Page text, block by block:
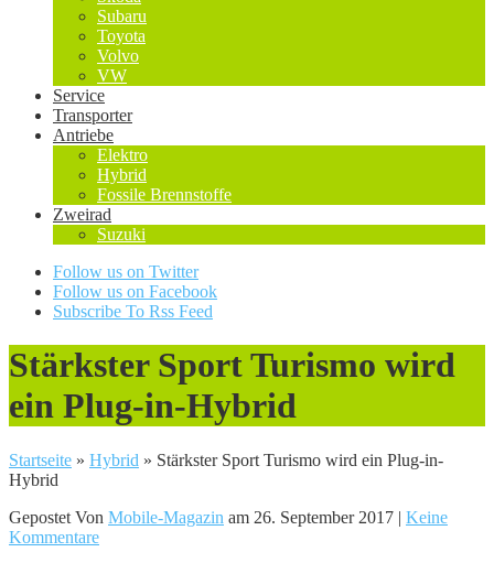
Subaru
Toyota
Volvo
VW
Service
Transporter
Antriebe
Elektro
Hybrid
Fossile Brennstoffe
Zweirad
Suzuki
Follow us on Twitter
Follow us on Facebook
Subscribe To Rss Feed
Stärkster Sport Turismo wird
ein Plug-in-Hybrid
Startseite » Hybrid » Stärkster Sport Turismo wird ein Plug-in-
Hybrid
Gepostet Von Mobile-Magazin am 26. September 2017 | Keine
Kommentare